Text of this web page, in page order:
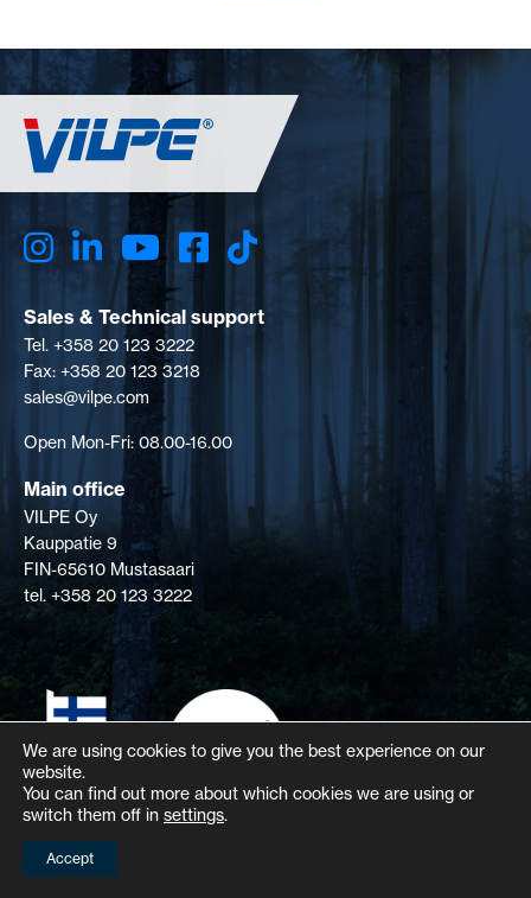
Sales & Technical support
Tel. +358 20 123 3222
Fax: +358 20 123 3218
sales@vilpe.com
Open Mon-Fri: 08.00-16.00
Main office
VILPE Oy
Kauppatie 9
FIN-65610 Mustasaari
tel. +358 20 123 3222
We are using cookies to give you the best experience on our
website.
You can find out more about which cookies we are using or
switch them off in settings.
Accept